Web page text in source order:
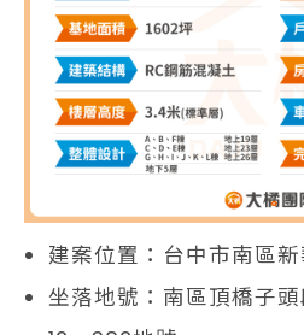
建案位置：台中市南區
坐落地號：南區頂橋子